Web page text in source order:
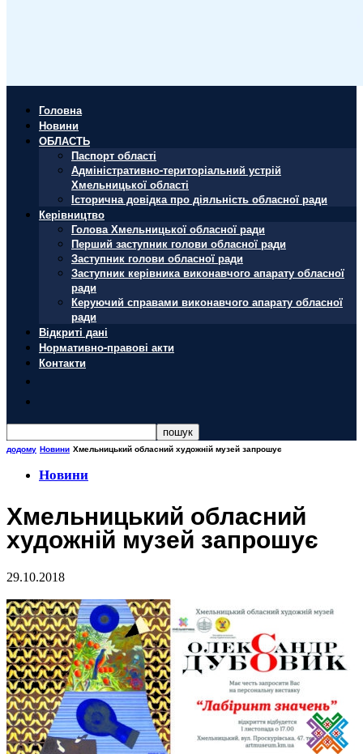
Головна
Новини
ОБЛАСТЬ
Паспорт області
Адміністративно-територіальний устрій
Хмельницької області
Історична довідка про діяльність обласної ради
Керівництво
Голова Хмельницької обласної ради
Перший заступник голови обласної ради
Заступник голови обласної ради
Заступник керівника виконавчого апарату обласної
ради
Керуючий справами виконавчого апарату обласної
ради
Відкриті дані
Нормативно-правові акти
Контакти
додому Новини Хмельницький обласний художній музей запрошує
Новини
Хмельницький обласний
художній музей запрошує
29.10.2018